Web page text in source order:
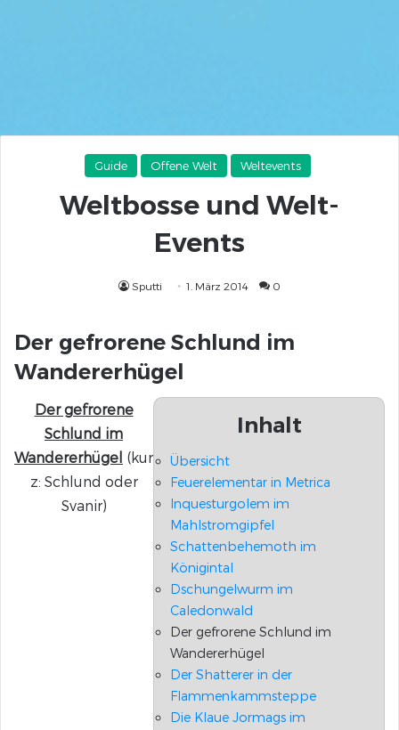
Guide Offene Welt Weltevents
Weltbosse und Welt-
Events
Sputti 1. März 2014 0
Der gefrorene Schlund im
Wandererhügel
Inhalt
Übersicht
Feuerelementar in Metrica
Inquesturgolem im
Mahlstromgipfel
Schattenbehemoth im
Königintal
Dschungelwurm im
Caledonwald
Der gefrorene Schlund im
Wandererhügel
Der Shatterer in der
Flammenkammsteppe
Die Klaue Jormags im
Der gefrorene
Schlund im
Wandererhügel (kur
z: Schlund oder
Svanir)